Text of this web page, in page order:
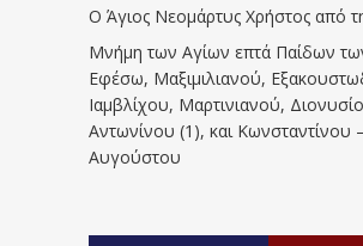
Ο Άγιος Νεομάρτυς Χρήστος από
Μνήμη των Aγίων επτά Παίδων
Eφέσω, Mαξιμιλιανού,
Iαμβλίχου, Mαρτινιανού,
Aντωνίνου (1), και Kωνσταντίνου
Αυγούστου